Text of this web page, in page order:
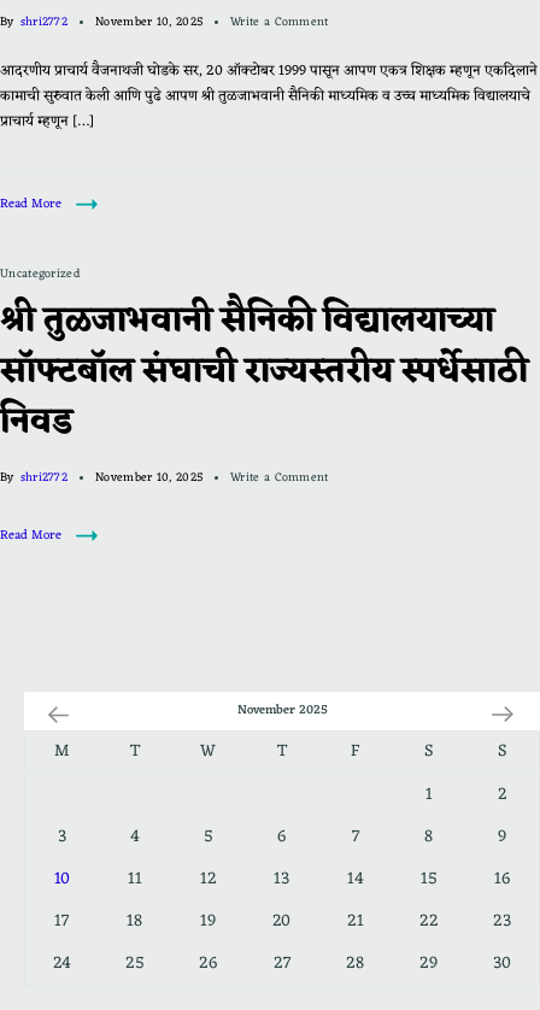
By shri2772 November 10, 2025 Write a Comment
आदरणीय प्राचार्य वैजनाथजी घोडके सर, 20 ऑक्टोबर 1999 पासून आपण एकत्र शिक्षक म्हणून एकदिलाने
कामाची सुरुवात केली आणि पुढे आपण श्री तुळजाभवानी सैनिकी माध्यमिक व उच्च माध्यमिक विद्यालयाचे
प्राचार्य म्हणून […]
Read More
Uncategorized
श्री तुळजाभवानी सैनिकी विद्यालयाच्या
सॉफ्टबॉल संघाची राज्यस्तरीय स्पर्धेसाठी
निवड
By shri2772 November 10, 2025 Write a Comment
Read More
November 2025
M T W T F S
S
1
2
3
4 5 6 7 8
9
10
11 12 13 14 15
16
17
18 19 20 21 22
23
24
25 26 27 28 29 30